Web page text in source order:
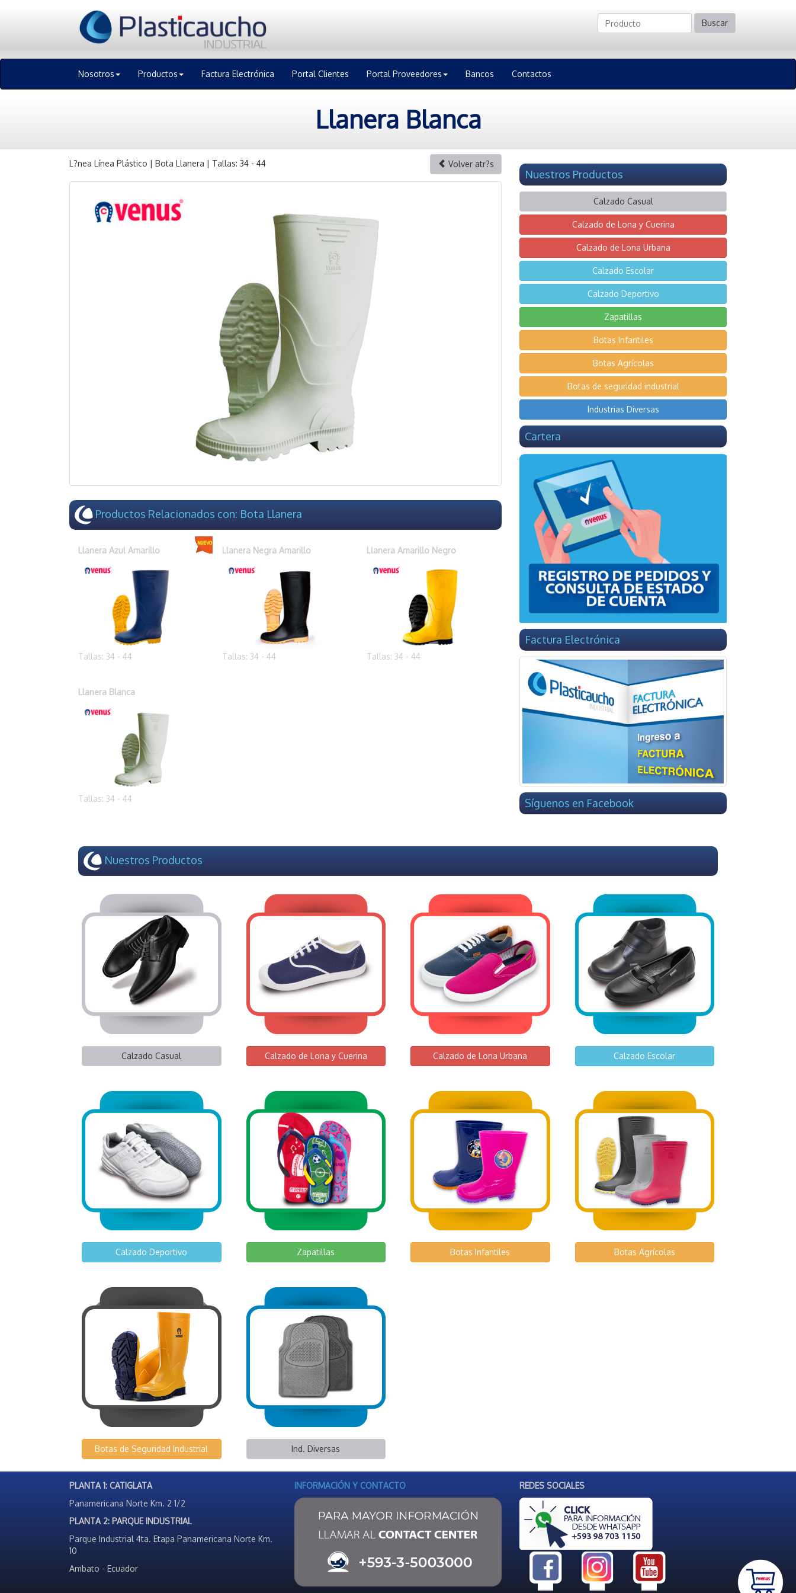
Buscar
Nosotros Productos Factura Electrónica Portal Clientes Portal Proveedores Bancos Contactos
Llanera Blanca
L?nea Línea Plástico | Bota Llanera | Tallas: 34 - 44 Volver atr?s
Productos Relacionados con: Bota Llanera
Llanera Azul Amarillo
Tallas: 34 - 44
Llanera Negra Amarillo
Tallas: 34 - 44
Llanera Amarillo Negro
Tallas: 34 - 44
Llanera Blanca
Tallas: 34 - 44
Nuestros Productos
Calzado Casual
Calzado de Lona y Cuerina
Calzado de Lona Urbana
Calzado Escolar
Calzado Deportivo
Zapatillas
Botas Infantiles
Botas Agrícolas
Botas de seguridad industrial
Industrias Diversas
Cartera
Factura Electrónica
Síguenos en Facebook
Nuestros Productos
Calzado Casual Calzado de Lona y Cuerina Calzado de Lona Urbana Calzado Escolar
Calzado Deportivo Zapatillas Botas Infantiles Botas Agrícolas
Botas de Seguridad Industrial Ind. Diversas
PLANTA 1: CATIGLATA
Panamericana Norte Km. 2 1/2
PLANTA 2: PARQUE INDUSTRIAL
Parque Industrial 4ta. Etapa Panamericana Norte Km.
10
Ambato - Ecuador
INFORMACIÓN Y CONTACTO REDES SOCIALES